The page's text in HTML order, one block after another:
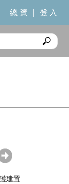
總覽 登入
建置